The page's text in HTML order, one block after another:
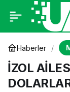
Haberler
İZOL
İZOL
DÜĞÜNÜ’NDE
DOLARLAR